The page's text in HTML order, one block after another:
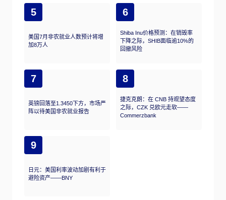
5
美国7月非农就业人数预计将增
加8万人
6
Shiba Inu价格预测：在销毁率
下降之际，SHIB面临逾10%的
回撤风险
7
英镑回落至1.3450下方，市场严
阵以待美国非农就业报告
8
捷克克朗：在 CNB 持观望态度
之际，CZK 兑欧元走软——
Commerzbank
9
日元：美国利率波动加剧有利于
避险资产——BNY